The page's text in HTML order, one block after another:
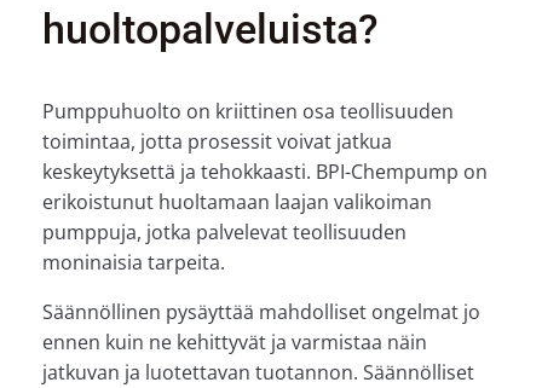
huoltopalveluista?
Pumppuhuolto on kriittinen osa teollisuuden
toimintaa, jotta prosessit voivat jatkua
keskeytyksettä ja tehokkaasti. BPI-Chempump on
erikoistunut huoltamaan laajan valikoiman
pumppuja, jotka palvelevat teollisuuden
moninaisia tarpeita.
Säännöllinen pysäyttää mahdolliset ongelmat jo
ennen kuin ne kehittyvät ja varmistaa näin
jatkuvan ja luotettavan tuotannon. Säännölliset